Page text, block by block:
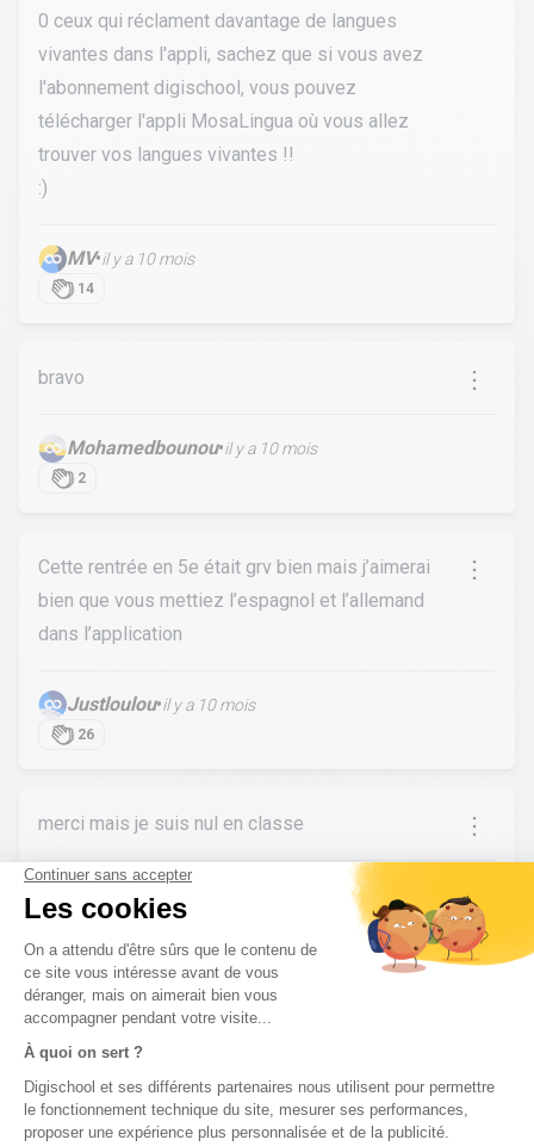
0 ceux qui réclament davantage de langues
vivantes dans l'appli, sachez que si vous avez
l'abonnement digischool, vous pouvez
télécharger l'appli MosaLingua où vous allez
trouver vos langues vivantes !!
:)
MV•il y a 10 mois
14
bravo
Mohamedbounou•il y a 10 mois
2
Cette rentrée en 5e était grv bien mais j’aimerai
bien que vous mettiez l’espagnol et l’allemand
dans l’application
Justloulou•il y a 10 mois
26
merci mais je suis nul en classe
il y a 10 mois
Voir plus de réponses